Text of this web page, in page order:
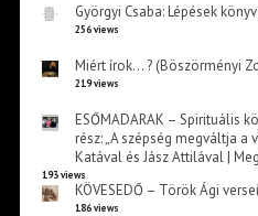
Györgyi Csaba: Lépések
256 views
Miért írok… ? (Böszörményi
219 views
ESŐMADARAK – Spirituális
rész: „A szépség megváltja a
Katával és Jász Attilával |
193 views
KÖVESEDŐ – Török Ági versei
186 views